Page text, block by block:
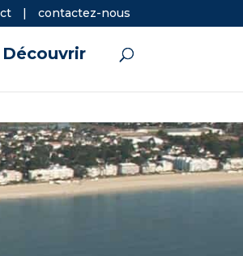
| contactez-nous
Découvrir